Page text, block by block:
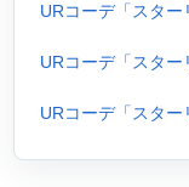
URコーデ「スタ
URコーデ「スタ
URコーデ「スタ